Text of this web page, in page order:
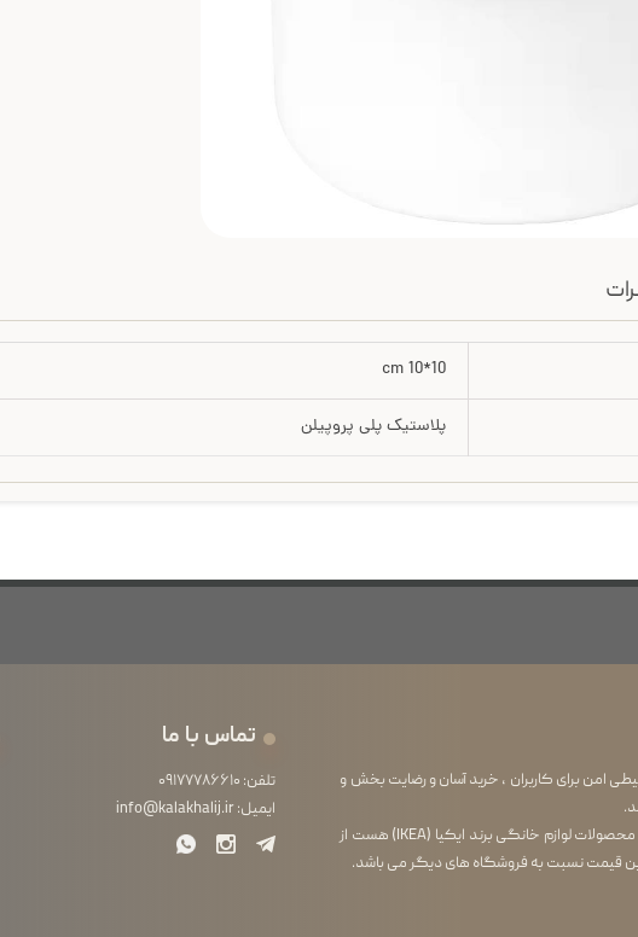
10*10 cm
پلاستیک پلی پروپیلن
امن برای کاربران ، خرید آسان و رضایت بخش و
فروشگاه ما از آنجایی که خود واردکننده محصولات لوازم خانگی برند ایکیا (IKEA) هست از
قیمت نسبت به فروشگاه های دیگر می باشد.
تماس با ما
تلفن: ۰۹۱۷۷۷۸۶۶۱۰
ایمیل:info@kalakhalij.ir